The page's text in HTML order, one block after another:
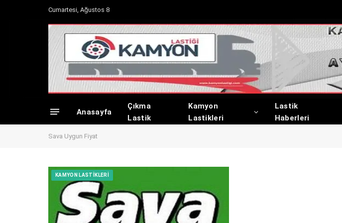
Cumartesi, Ağustos 8
Anasayfa
Çıkma
Lastik
Kamyon
Lastikleri
Lastik
Haberleri
Sava Uygun Fiyat
KAMYON LASTIKLERI